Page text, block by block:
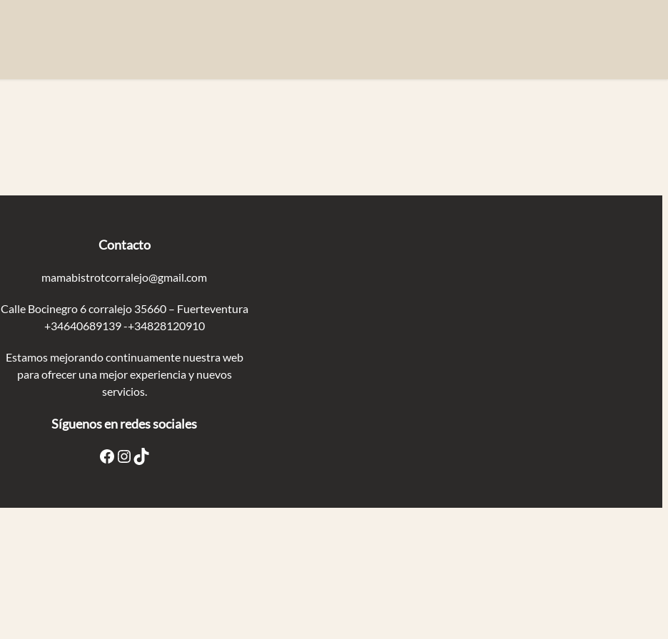
Contacto
mamabistrotcorralejo@gmail.com
Calle Bocinegro 6 corralejo 35660 – Fuerteventura
+34640689139 -+34828120910
Estamos mejorando continuamente nuestra web
para ofrecer una mejor experiencia y nuevos
servicios.
Síguenos en redes sociales
Facebook Instagram TikTok